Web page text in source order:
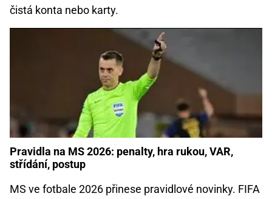
čistá konta nebo karty.
Pravidla na MS 2026: penalty, hra rukou, VAR,
střídání, postup
MS ve fotbale 2026 přinese pravidlové novinky. FIFA